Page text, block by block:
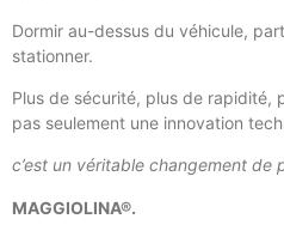
Dormir au-dessus du véhicule,
stationner.
Plus de sécurité, plus de rapidité,
pas seulement une innovation
c’est un véritable changement de
MAGGIOLINA®.